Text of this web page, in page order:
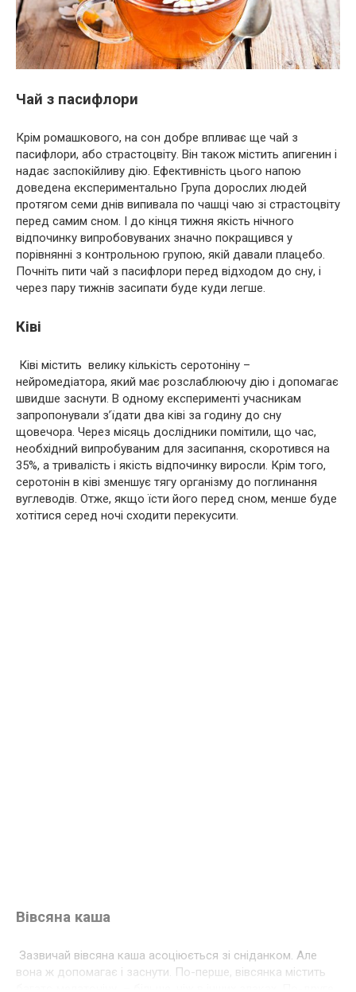
Чай з пасифлори
Крім ромашкового, на сон добре впливає ще чай з
пасифлори, або страстоцвіту. Він також містить апигенин і
надає заспокійливу дію. Ефективність цього напою
доведена експериментально Група дорослих людей
протягом семи днів випивала по чашці чаю зі страстоцвіту
перед самим сном. І до кінця тижня якість нічного
відпочинку випробовуваних значно покращився у
порівнянні з контрольною групою, якій давали плацебо.
Почніть пити чай з пасифлори перед відходом до сну, і
через пару тижнів засипати буде куди легше.
Ківі
Ківі містить велику кількість серотоніну –
нейромедіатора, який має розслаблюючу дію і допомагає
швидше заснути. В одному експерименті учасникам
запропонували з’їдати два ківі за годину до сну
щовечора. Через місяць дослідники помітили, що час,
необхідний випробуваним для засипання, скоротився на
35%, а тривалість і якість відпочинку виросли. Крім того,
серотонін в ківі зменшує тягу організму до поглинання
вуглеводів. Отже, якщо їсти його перед сном, менше буде
хотітися серед ночі сходити перекусити.
Вівсяна каша
Зазвичай вівсяна каша асоціюється зі сніданком. Але
вона ж допомагає і заснути. По-перше, вівсянка містить